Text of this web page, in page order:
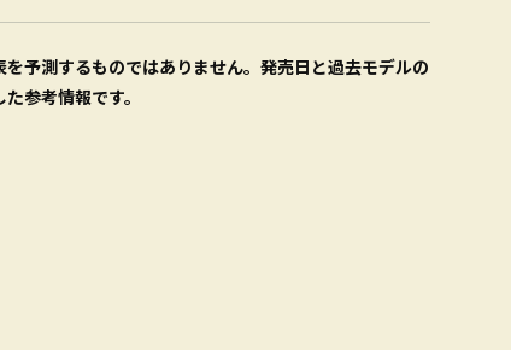
を予測するものではありません。発売日と過去モデルの
参考情報です。